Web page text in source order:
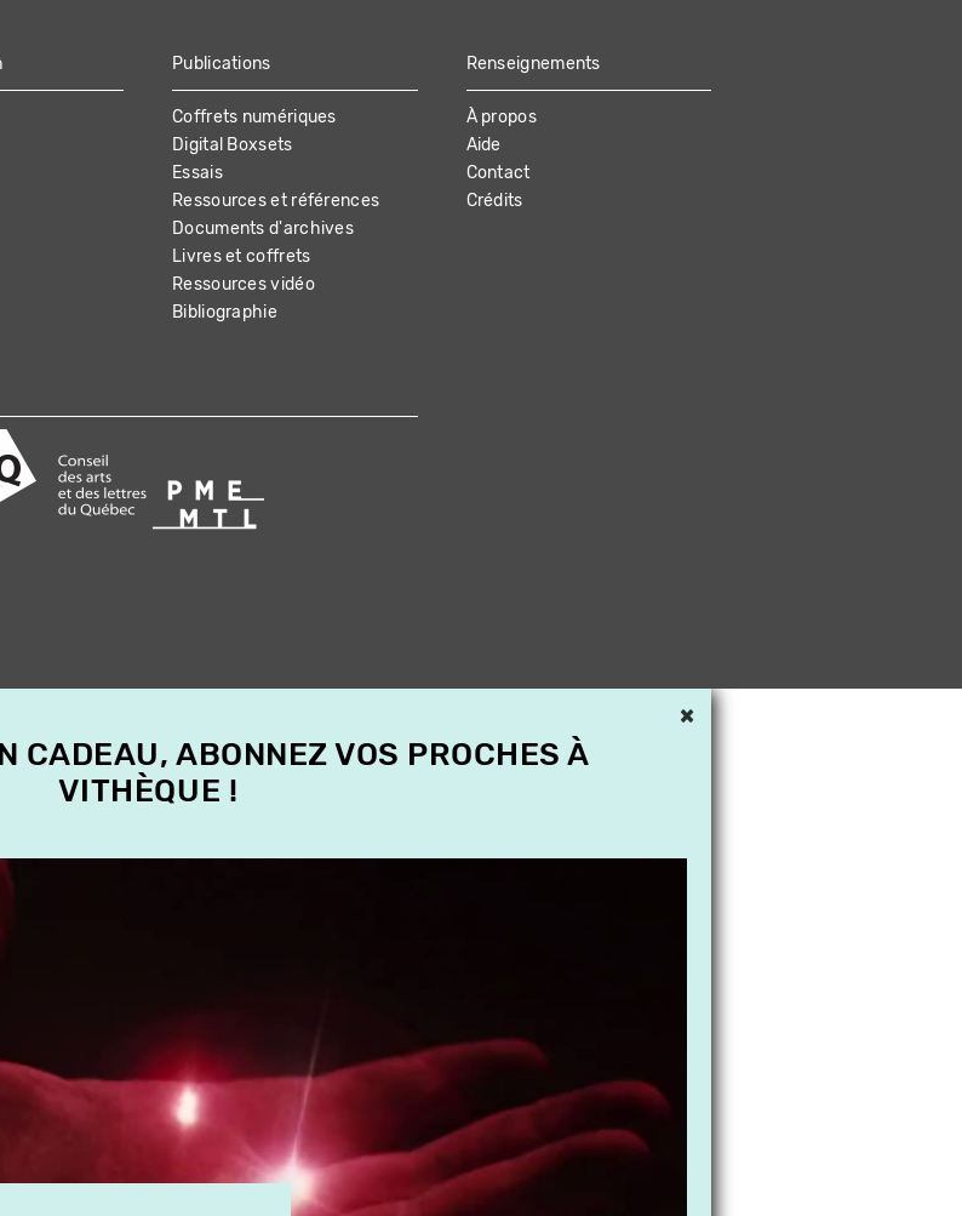
Publications
Coffrets numériques
Digital Boxsets
Essais
Ressources et références
Documents d'archives
Livres et coffrets
Ressources vidéo
Bibliographie
Renseignements
À propos
Aide
Contact
Crédits
×
CADEAU, ABONNEZ VOS PROCHES À
VITHÈQUE !